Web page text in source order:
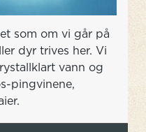
som om vi går på
dyr trives her. Vi
vann og
pingvinene,